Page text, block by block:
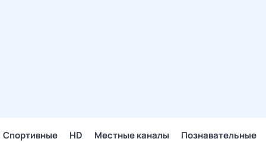
Спортивные HD Местные каналы Познавательные